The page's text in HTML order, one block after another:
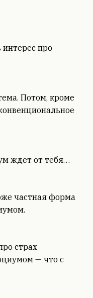
интерес про
Потом, кроме
ждет от тебя…
частная форма
страх
— что с